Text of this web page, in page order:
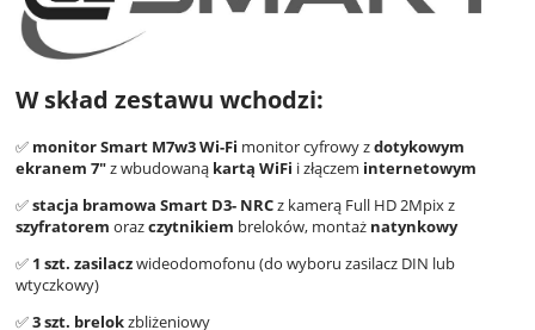
W skład zestawu wchodzi:
✅ monitor Smart M7w3 Wi-Fi monitor cyfrowy zdotykowym
ekranem 7"z wbudowaną kartą WiFi i złączem internetowym
✅stacja bramowa Smart D3- NRCz kamerą Full HD 2Mpix z
szyfratorem orazczytnikiem breloków, montaż natynkowy
✅ 1 szt. zasilaczwideodomofonu (do wyboru zasilacz DIN lub
wtyczkowy)
✅3 szt. brelokzbliżeniowy